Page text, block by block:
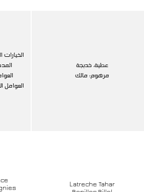
الخيارات
العوامل
عطية، خدبجة
مرهوم؛ مالك
Latreche Tahar